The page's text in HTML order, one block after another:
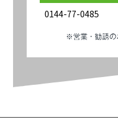
0144-77-0485